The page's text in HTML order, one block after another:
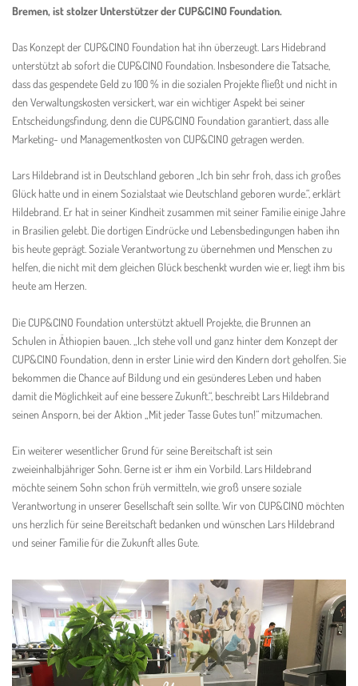
Bremen, ist stolzer Unterstützer der CUP&CINO Foundation.
Das Konzept der CUP&CINO Foundation hat ihn überzeugt. Lars Hidebrand
unterstützt ab sofort die CUP&CINO Foundation. Insbesondere die Tatsache,
dass das gespendete Geld zu 100 % in die sozialen Projekte fließt und nicht in
den Verwaltungskosten versickert, war ein wichtiger Aspekt bei seiner
Entscheidungsfindung, denn die CUP&CINO Foundation garantiert, dass alle
Marketing- und Managementkosten von CUP&CINO getragen werden.
Lars Hildebrand ist in Deutschland geboren „Ich bin sehr froh, dass ich großes
Glück hatte und in einem Sozialstaat wie Deutschland geboren wurde.“, erklärt
Hildebrand. Er hat in seiner Kindheit zusammen mit seiner Familie einige Jahre
in Brasilien gelebt. Die dortigen Eindrücke und Lebensbedingungen haben ihn
bis heute geprägt. Soziale Verantwortung zu übernehmen und Menschen zu
helfen, die nicht mit dem gleichen Glück beschenkt wurden wie er, liegt ihm bis
heute am Herzen.
Die CUP&CINO Foundation unterstützt aktuell Projekte, die Brunnen an
Schulen in Äthiopien bauen. „Ich stehe voll und ganz hinter dem Konzept der
CUP&CINO Foundation, denn in erster Linie wird den Kindern dort geholfen. Sie
bekommen die Chance auf Bildung und ein gesünderes Leben und haben
damit die Möglichkeit auf eine bessere Zukunft.“, beschreibt Lars Hildebrand
seinen Ansporn, bei der Aktion „Mit jeder Tasse Gutes tun!“ mitzumachen.
Ein weiterer wesentlicher Grund für seine Bereitschaft ist sein
zweieinhalbjähriger Sohn. Gerne ist er ihm ein Vorbild. Lars Hildebrand
möchte seinem Sohn schon früh vermitteln, wie groß unsere soziale
Verantwortung in unserer Gesellschaft sein sollte. Wir von CUP&CINO möchten
uns herzlich für seine Bereitschaft bedanken und wünschen Lars Hildebrand
und seiner Familie für die Zukunft alles Gute.